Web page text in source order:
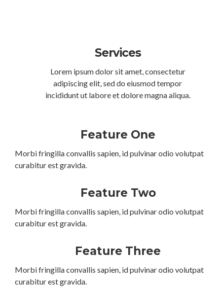
Services
Lorem ipsum dolor sit amet, consectetur
adipiscing elit, sed do eiusmod tempor
incididunt ut labore et dolore magna aliqua.
Feature One
Morbi fringilla convallis sapien, id pulvinar odio volutpat
curabitur est gravida.
Feature Two
Morbi fringilla convallis sapien, id pulvinar odio volutpat
curabitur est gravida.
Feature Three
Morbi fringilla convallis sapien, id pulvinar odio volutpat
curabitur est gravida.